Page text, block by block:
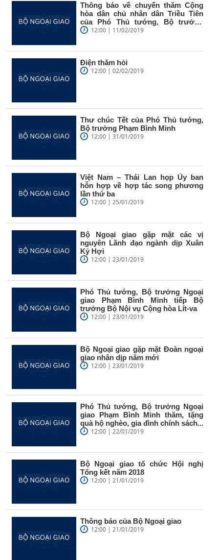
Thông báo về chuyến thăm Cộng
hòa dân chủ nhân dân Triều Tiên
của Phó Thủ tướng, Bộ trưởng
Ngoại...
12:00 | 11/02/2019
Điện thăm hỏi
12:00 | 02/02/2019
Thư chúc Tết của Phó Thủ tướng,
Bộ trưởng Phạm Bình Minh
12:00 | 31/01/2019
Việt Nam – Thái Lan họp Ủy ban
hỗn hợp về hợp tác song phương
lần thứ ba
12:00 | 25/01/2019
Bộ Ngoại giao gặp mặt các vị
nguyên Lãnh đạo ngành dịp Xuân
Kỷ Hợi
12:00 | 23/01/2019
Phó Thủ tướng, Bộ trưởng Ngoại
giao Phạm Bình Minh tiếp Bộ
trưởng Bộ Nội vụ Cộng hòa Lít-va
12:00 | 23/01/2019
Bộ Ngoại giao gặp mặt Đoàn ngoại
giao nhân dịp năm mới
12:00 | 23/01/2019
Phó Thủ tướng, Bộ trưởng Ngoại
giao Phạm Bình Minh thăm, tặng
quà hộ nghèo, gia đình chính sách...
12:00 | 22/01/2019
Bộ Ngoại giao tổ chức Hội nghị
Tổng kết năm 2018
12:00 | 21/01/2019
Thông báo của Bộ Ngoại giao
12:00 | 21/01/2019